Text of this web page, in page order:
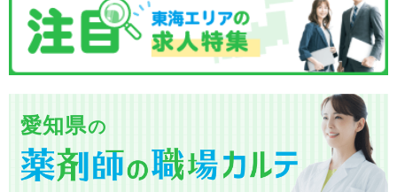
愛知県の